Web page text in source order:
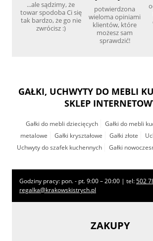
...ale sądzimy, że
towar spodoba Ci się
tak bardzo, że go nie
zwrócisz :)
potwierdzona
wieloma opiniami
klientów, które
możesz sam
sprawdzić!
GAŁKI, UCHWYTY DO MEBLI
SKLEP
Gałki do mebli dziecięcych Gałki do mebli
metalowe
Gałki kryształowe Gałki złote
Uchwyty do szafek kuchennych
Gałki
Godziny pracy: pon. - pt. 9:00 – 20:00 | tel:502
regalka@krakowskistrych.pl
ZAKUPY